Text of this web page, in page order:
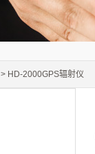
> HD-2000GPS辐射仪